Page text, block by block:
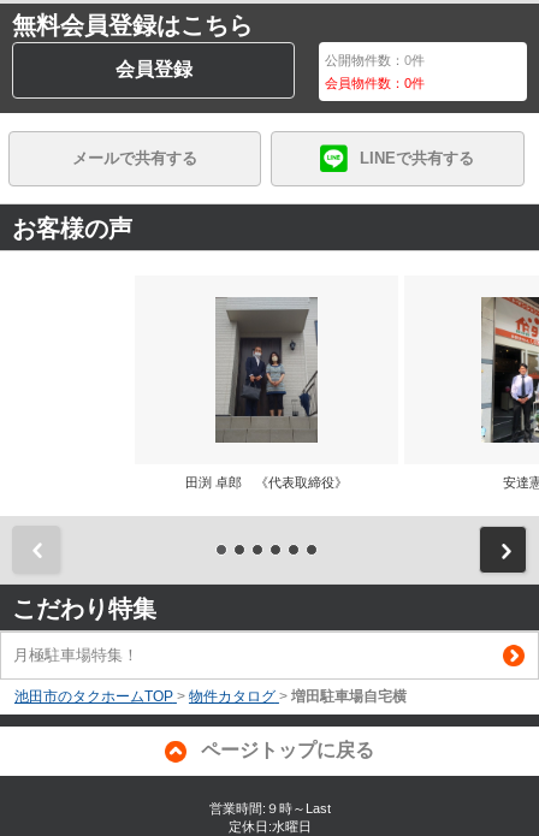
無料会員登録はこちら
会員登録 公開物件数：0件
会員物件数：0件
メールで共有する LINEで共有する
お客様の声
田渕 卓郎 《代表取締役》 安達
こだわり特集
月極駐車場特集！
池田市のタクホームTOP > 物件カタログ > 増田駐車場自宅横
ページトップに戻る
営業時間:９時～Last
定休日:水曜日